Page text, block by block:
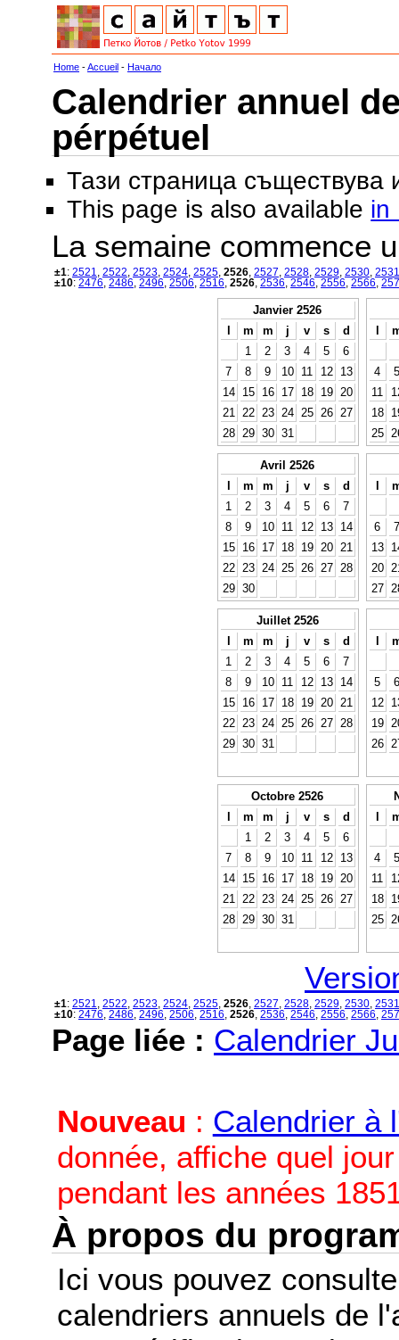
Home -Accueil - Начало
Calendrier annuel
pérpétuel
Тази страница съществува
This page is also available in
La semaine commence
±1: 2521 2522 2523 2524 2525 2526 2527 2528 2529 2530 2531
±10: 2476 2486 2496 2506 2516 2526 2536 2546 2556 2566
Janvier 2526
l
m m j v s
d
1
2 3 4 5
6
7
8 9 10 11 12
13
14
15 16 17 18 19
20
21
22 23 24 25 26
27
28
29 30 31
l
4
5
11
18
25
Avril 2526
l
m m j v s
d
1
2 3 4 5 6
7
8
9 10 11 12 13
14
15
16 17 18 19 20
21
22
23 24 25 26 27
28
29 30
l
6
7
13
20
27
Juillet 2526
l
m m j v s
d
1
2 3 4 5 6
7
8
9 10 11 12 13
14
15
16 17 18 19 20
21
22
23 24 25 26 27
28
29 30 31
l
5
6
12
19
26
Octobre 2526
l
m m j v s
d
1
2 3 4 5
6
7
8 9 10 11 12
13
14
15 16 17 18 19
20
21
22 23 24 25 26
27
28
29 30 31
l
4
5
11
18
25
±1: 2521 2522 2523 2524 2525 2526 2527 2528 2529 2530 2531
±10: 2476 2486 2496 2506 2516 2526 2536 2546 2556 2566
Page liée : Calendrier
Nouveau : Calendrier à
donnée, affiche quel
pendant les années
À propos du
Ici vous pouvez
calendriers annuels de